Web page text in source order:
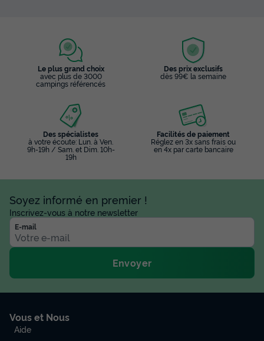
Le plus grand choix
avec plus de 3000
campings référencés
Des prix exclusifs
dès 99€ la semaine
Des spécialistes
à votre écoute: Lun. à Ven.
9h-19h / Sam. et Dim. 10h-
19h
Facilités de paiement
Réglez en 3x sans frais ou
en 4x par carte bancaire
Soyez informé en premier !
Inscrivez-vous à notre newsletter
E-mail
Envoyer
Vous et Nous
Aide